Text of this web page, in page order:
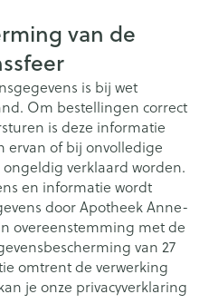
van de
is bij wet
Om bestellingen correct
is deze informatie
ervan of bij onvolledige
verklaard worden.
en informatie wordt
door Apotheek Anne-
overeenstemming met de
van 27
omtrent de verwerking
je onze privacyverklaring